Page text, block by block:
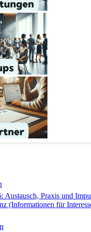
Austausch, Praxis und
(Informationen für